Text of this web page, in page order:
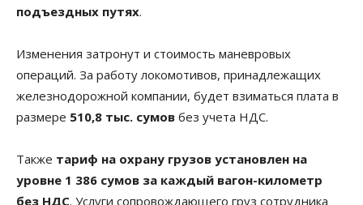
подъездных путях.
Изменения затронут и стоимость маневровых
операций. За работу локомотивов, принадлежащих
железнодорожной компании, будет взиматься плата в
размере 510,8 тыс. сумов без учета НДС.
Также тариф на охрану грузов установлен на
уровне 1 386 сумов за каждый вагон-километр
без НДС. Услуги сопровождающего груз сотрудника